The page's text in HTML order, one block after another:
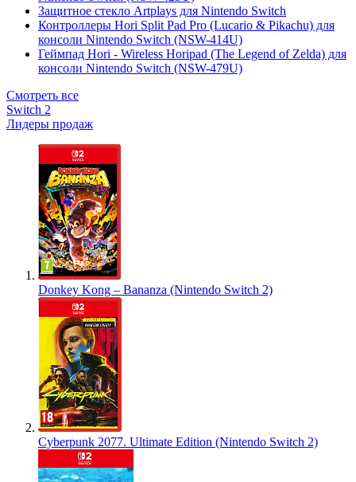
Защитное стекло Artplays для Nintendo Switch
Контроллеры Hori Split Pad Pro (Lucario & Pikachu) для
консоли Nintendo Switch (NSW-414U)
Геймпад Hori - Wireless Horipad (The Legend of Zelda) для
консоли Nintendo Switch (NSW-479U)
Смотреть все
Switch 2
Лидеры продаж
Donkey Kong – Bananza (Nintendo Switch 2)
Cyberpunk 2077. Ultimate Edition (Nintendo Switch 2)